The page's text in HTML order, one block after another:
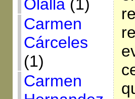
Olalla(1)
Carmen
Cárceles
(1)
Carmen